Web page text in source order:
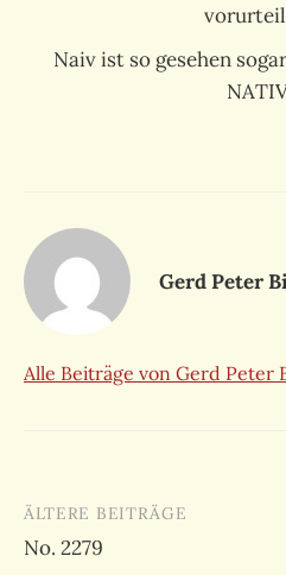
Naiv ist so gesehen
Gerd Peter
Alle Beiträge von Gerd Peter
Beitragsnavigation
ÄLTERE BEITRÄGE
No. 2279